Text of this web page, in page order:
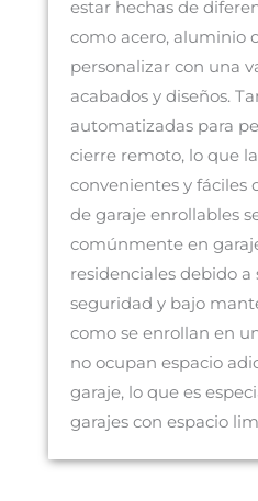
estar hechas de
como acero, aluminio
personalizar con una
acabados y diseños.
automatizadas para
cierre remoto, lo que
convenientes y fáciles
de garaje enrollables
comúnmente en
residenciales debido
seguridad y bajo
como se enrollan en
no ocupan espacio
garaje, lo que es
garajes con espacio